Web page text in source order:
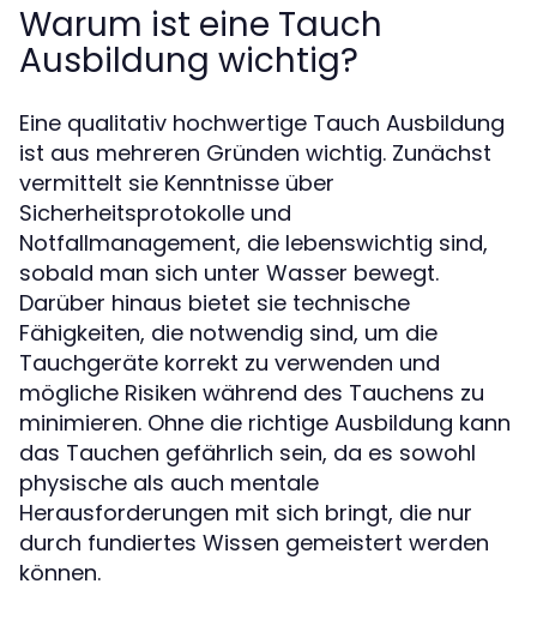
Warum ist eine Tauch
Ausbildung wichtig?
Eine qualitativ hochwertige Tauch Ausbildung
ist aus mehreren Gründen wichtig. Zunächst
vermittelt sie Kenntnisse über
Sicherheitsprotokolle und
Notfallmanagement, die lebenswichtig sind,
sobald man sich unter Wasser bewegt.
Darüber hinaus bietet sie technische
Fähigkeiten, die notwendig sind, um die
Tauchgeräte korrekt zu verwenden und
mögliche Risiken während des Tauchens zu
minimieren. Ohne die richtige Ausbildung kann
das Tauchen gefährlich sein, da es sowohl
physische als auch mentale
Herausforderungen mit sich bringt, die nur
durch fundiertes Wissen gemeistert werden
können.